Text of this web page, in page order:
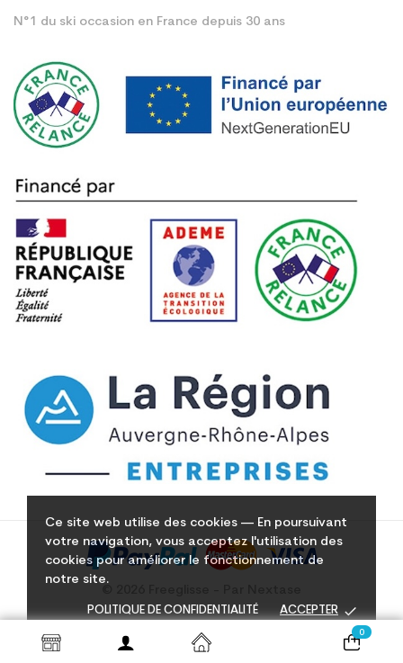
Ce site web utilise des cookies — En poursuivant
votre navigation, vous acceptez l'utilisation des
cookies pour améliorer le fonctionnement de
notre site.
POLITIQUE DE CONFIDENTIALITÉ ACCEPTER done
0
N°1 du ski occasion en France depuis 30 ans